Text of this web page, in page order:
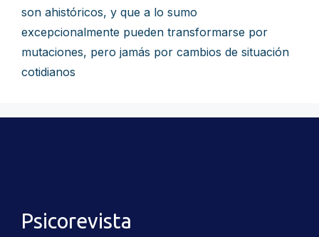
son ahistóricos, y que a lo sumo
excepcionalmente pueden transformarse por
mutaciones, pero jamás por cambios de situación
cotidianos
Psicorevista